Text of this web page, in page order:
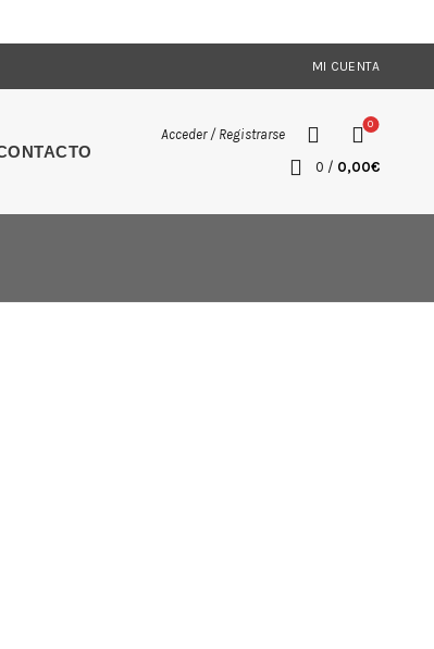
MI CUENTA
Acceder / Registrarse
0
0 / 0,00€